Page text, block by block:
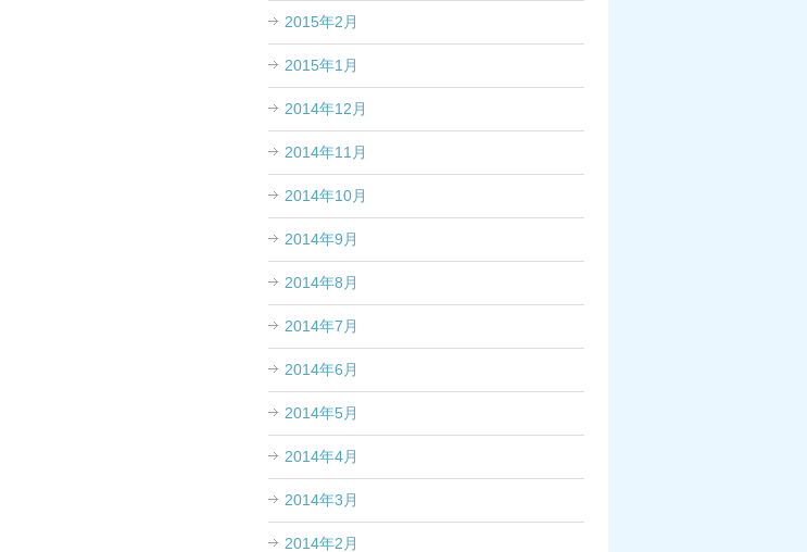
2015年2月
2015年1月
2014年12月
2014年11月
2014年10月
2014年9月
2014年8月
2014年7月
2014年6月
2014年5月
2014年4月
2014年3月
2014年2月